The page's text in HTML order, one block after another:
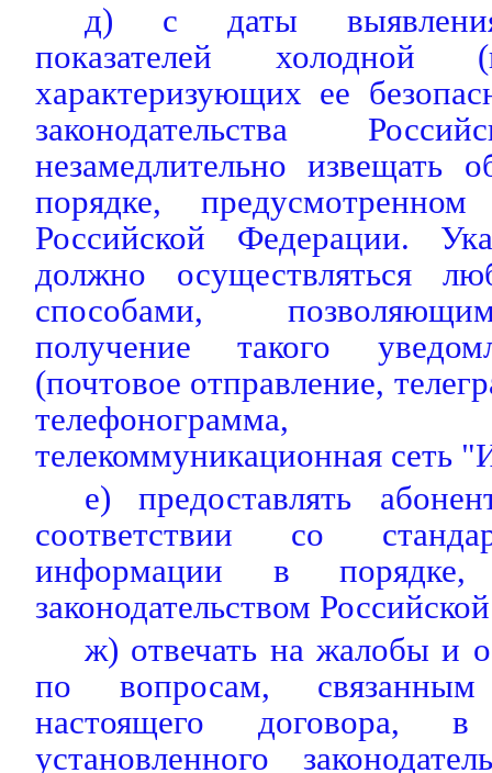
д) с даты выявления
показателей холодной
характеризующих ее
законодательства
незамедлительно извещать
порядке, предусмотренном
Российской Федерации.
должно осуществляться
способами,
получение такого
(почтовое отправление,
телефонограмма,
телекоммуникационная сеть
е) предоставлять
соответствии со
информации в порядке,
законодательством
ж) отвечать на жалобы и
по вопросам,
настоящего договора,
установленного